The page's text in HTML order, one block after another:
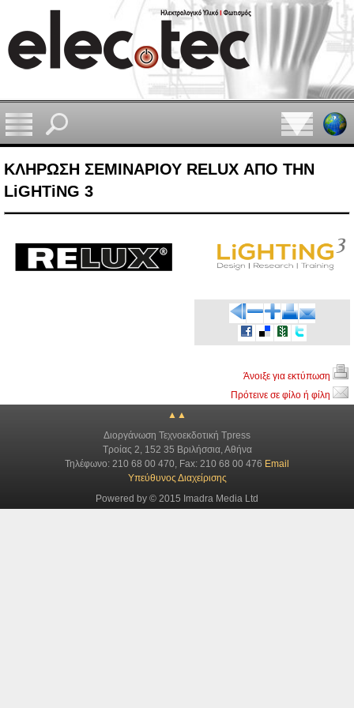
ΚΛΗΡΩΣΗ ΣΕΜΙΝΑΡΙΟΥ RELUX ΑΠΟ ΤΗΝ
LiGHTiNG 3
Άνοιξε για εκτύπωση
Πρότεινε σε φίλο ή φίλη
▲▲
Διοργάνωση Τεχνοεκδοτική Tpress
Τροίας 2, 152 35 Βριλήσσια, Αθήνα
Τηλέφωνο: 210 68 00 470, Fax: 210 68 00 476 Email
Υπεύθυνος Διαχείρισης
Powered by © 2015 Imadra Media Ltd